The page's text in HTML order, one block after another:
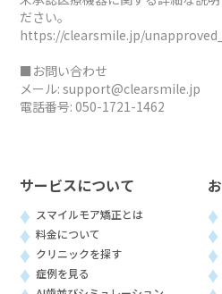
ださい。
https://clearsmile.jp/
■お問い合わせ
メール: support@clearsmile.jp
電話番号: 050-1721-1462
サービスについて
スマイルモア矯正とは
料金について
クリニックを探す
症例を見る